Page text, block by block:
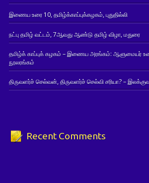
இணைய உரை 10, தமிழ்க்காப்புக்கழகம், புதுதில்லி
நட்பு தமிழ் வட்டம், 7ஆவது ஆண்டு தமிழ் விழா, மதுரை
தமிழ்க் காப்புக் கழகம் – இணைய அரங்கம்: ஆளுமையர்
நூலரங்கம்
திருவளர்ச் செல்வன், திருவளர்ச் செல்வி சரியா? –
Recent Comments